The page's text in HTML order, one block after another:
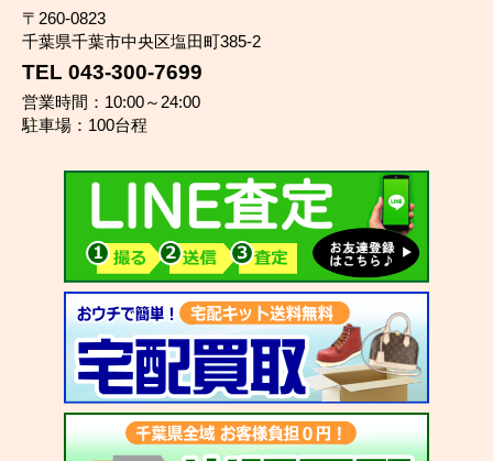
〒260-0823
千葉県千葉市中央区塩田町385-2
TEL 043-300-7699
営業時間：10:00～24:00
駐車場：100台程